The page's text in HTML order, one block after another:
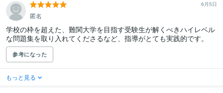
6月5日
匿名
学校の枠を超えた、難関大学を目指す受験生が解くべきハイレベル
な問題集を取り入れてくださるなど、指導がとても実践的です。
参考になった
もっと見る